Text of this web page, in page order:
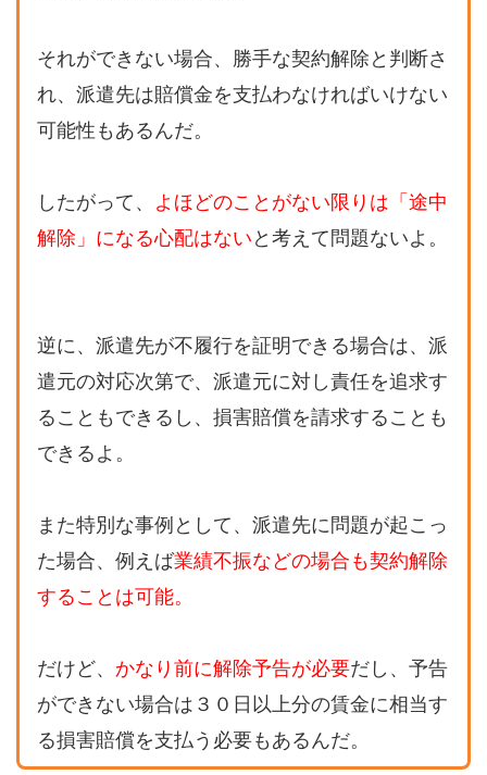
それができない場合、勝手な契約解除と判断さ
れ、派遣先は賠償金を支払わなければいけない
可能性もあるんだ。
したがって、 よほどのことがない限りは「途中
解除」になる心配はないと考えて問題ないよ。
逆に、派遣先が不履行を証明できる場合は、派
遣元の対応次第で、派遣元に対し責任を追求す
ることもできるし、損害賠償を請求することも
できるよ。
また特別な事例として、派遣先に問題が起こっ
た場合、例えば業績不振などの場合も契約解除
することは可能。
だけど、 かなり前に解除予告が必要だし、予告
ができない場合は３０日以上分の賃金に相当す
る損害賠償を支払う必要もあるんだ。